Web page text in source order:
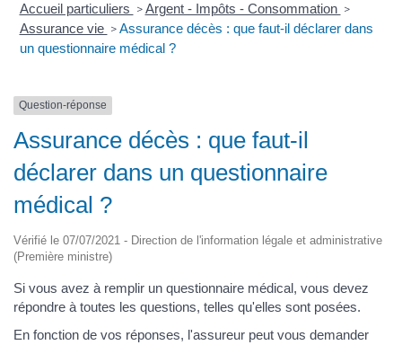
Accueil particuliers > Argent - Impôts - Consommation >
Assurance vie > Assurance décès : que faut-il déclarer dans
un questionnaire médical ?
Question-réponse
Assurance décès : que faut-il
déclarer dans un questionnaire
médical ?
Vérifié le 07/07/2021 - Direction de l'information légale et administrative
(Première ministre)
Si vous avez à remplir un questionnaire médical, vous devez
répondre à toutes les questions, telles qu'elles sont posées.
En fonction de vos réponses, l'assureur peut vous demander